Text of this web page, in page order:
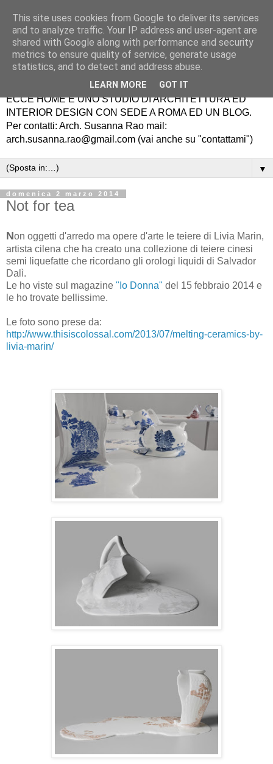
ECCE HOME É UNO STUDIO DI ARCHITETTURA ED
INTERIOR DESIGN CON SEDE A ROMA ED UN BLOG.
Per contatti: Arch. Susanna Rao mail:
arch.susanna.rao@gmail.com (vai anche su "contattami")
▼
domenica 2 marzo 2014
Not for tea
Non oggetti d'arredo ma opere d'arte le teiere di Livia Marin,
artista cilena che ha creato una collezione di teiere cinesi
semi liquefatte che ricordano gli orologi liquidi di Salvador
Dalì.
Le ho viste sul magazine "Io Donna" del 15 febbraio 2014 e
le ho trovate bellissime.
Le foto sono prese da:
http://www.thisiscolossal.com/2013/07/melting-ceramics-by-
livia-marin/
This site uses cookies from Google to deliver its services
and to analyze traffic. Your IP address and user-agent are
shared with Google along with performance and security
metrics to ensure quality of service, generate usage
statistics, and to detect and address abuse.
LEARN MORE GOT IT